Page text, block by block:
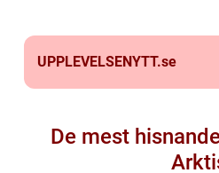
UPPLEVELSENYTT.se
De mest